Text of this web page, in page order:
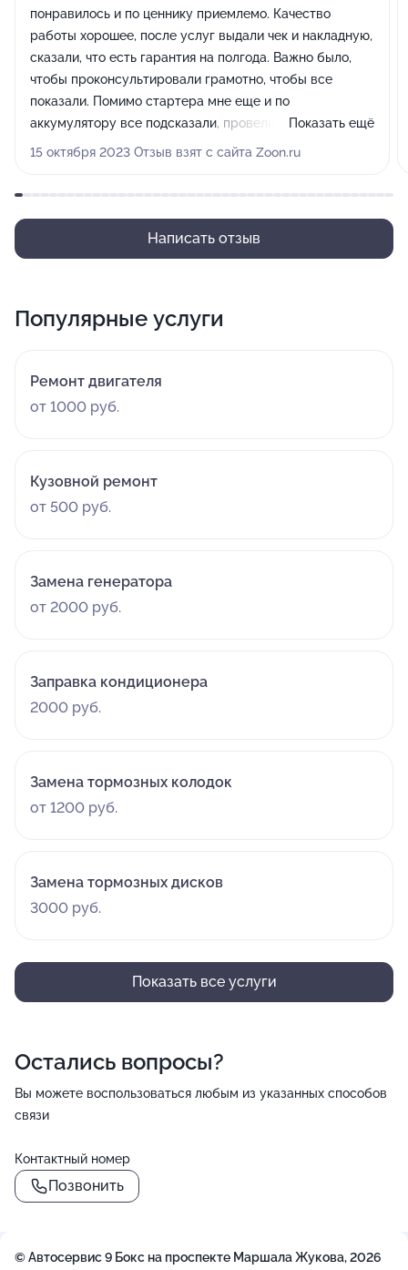
понравилось и по ценнику приемлемо. Качество
работы хорошее, после услуг выдали чек и накладную,
сказали, что есть гарантия на полгода. Важно было,
чтобы проконсультировали грамотно, чтобы все
показали. Помимо стартера мне еще и по
аккумулятору все подсказали, провели диагностику и
рассказали, в чем еще может быть причина.
Показать ещё
15 октября 2023 Отзыв взят с сайта Zoon.ru
Написать отзыв
Популярные услуги
Ремонт двигателя
от 1000 руб.
Кузовной ремонт
от 500 руб.
Замена генератора
от 2000 руб.
Заправка кондиционера
2000 руб.
Замена тормозных колодок
от 1200 руб.
Замена тормозных дисков
3000 руб.
Показать все услуги
Остались вопросы?
Вы можете воспользоваться любым из указанных способов
связи
Контактный номер
Позвонить
© Автосервис 9 Бокс на проспекте Маршала Жукова, 2026